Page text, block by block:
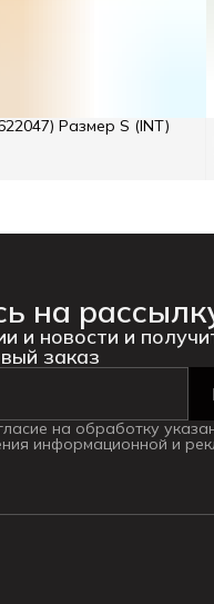
Размер S (INT)
на
и новости и
заказ
на обработку
информационной и